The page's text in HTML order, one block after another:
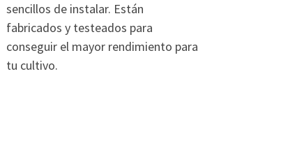
sencillos de instalar. Están
fabricados y testeados para
conseguir el mayor rendimiento para
tu cultivo.